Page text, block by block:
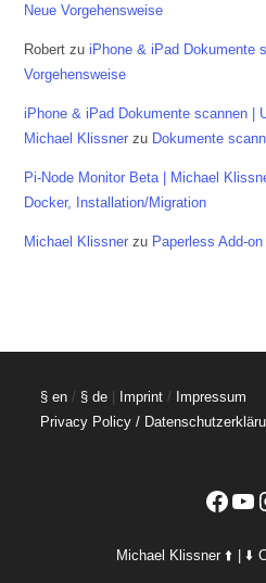
Neue Vorgehensweise
Robert zuiPhone & iPad Dokumente
Vorgehensweise
iPhone & iPad Dokumente scannen |
Michael Klissner zu Dokumente
Pi-Node Monitor Beta | Michael
Docker, Installation/Migration
Michael Klissner zu Paperless Add-
§ en / § de | Imprint / Impressum
Privacy Policy /
Michael Klissner ⬆️ | ⬇️